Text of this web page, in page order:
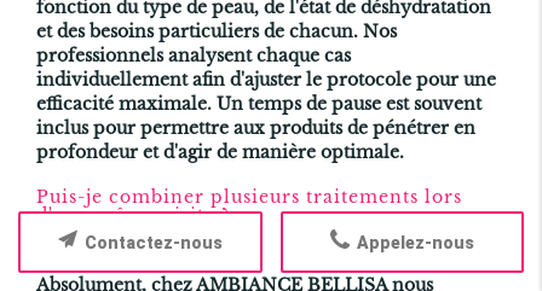
fonction du type de peau, de l'état de déshydratation
et des besoins particuliers de chacun. Nos
professionnels analysent chaque cas
individuellement afin d'ajuster le protocole pour une
efficacité maximale. Un temps de pause est souvent
inclus pour permettre aux produits de pénétrer en
profondeur et d'agir de manière optimale.
Puis-je combiner plusieurs traitements lors
d'une même visite ?
Absolument, chez AMBIANCE BELLISA nous
Appelez-nous
Contactez-nous